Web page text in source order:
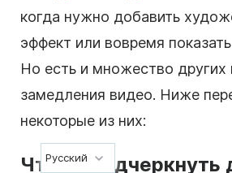
когда нужно добавить
эффект или вовремя
Но есть и множество других
замедления видео. Ниже
некоторые из них:
Чтобы подчеркнуть
Русский